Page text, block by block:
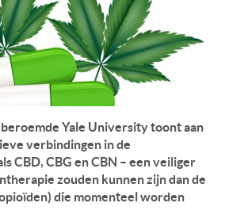
Yale University toont aan
verbindingen in de
CBD, CBG en CBN – een veiliger
zouden kunnen zijn dan de
die momenteel worden